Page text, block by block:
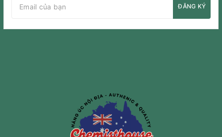
ĐĂNG KÝ